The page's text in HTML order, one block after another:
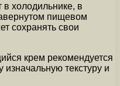
в холодильнике, в
пищевом
сохранять свои
крем рекомендуется
текстуру и